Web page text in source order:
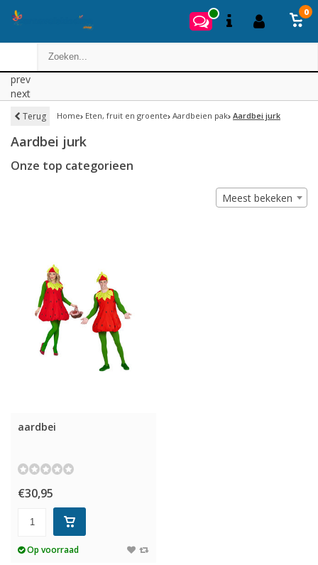
0
prev
next
Terug Home Eten, fruit en groente Aardbeien pak Aardbei jurk
Aardbei jurk
Onze top categorieen
Meest bekeken
aardbei
€30,95
Op voorraad